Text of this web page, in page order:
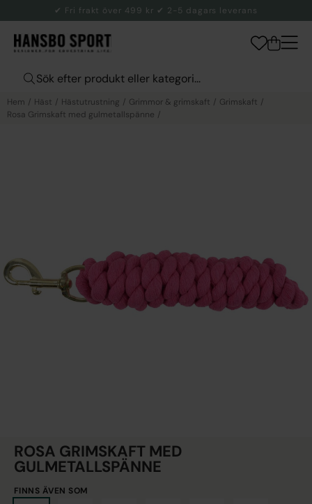
✔ Fri frakt över 499 kr ✔ 2-5 dagars leverans
Hem Häst Hästutrustning Grimmor & grimskaft
Grimskaft
Rosa Grimskaft med gulmetallspänne
ROSA GRIMSKAFT MED
GULMETALLSPÄNNE
FINNS ÄVEN SOM